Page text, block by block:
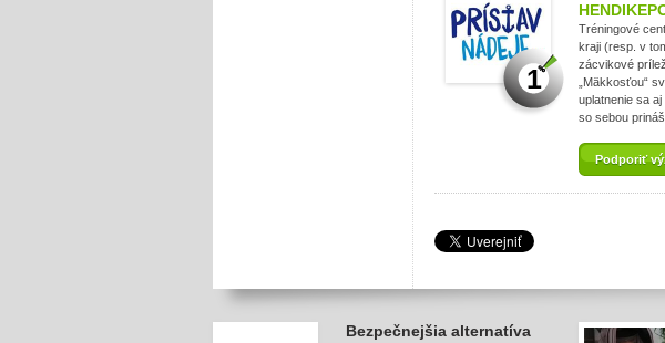
1
Tréningové
kraji (resp. v
zácvikové
„Mäkkosťou“
uplatnenie sa
so sebou
Podporiť
Bezpečnejšia alternatíva